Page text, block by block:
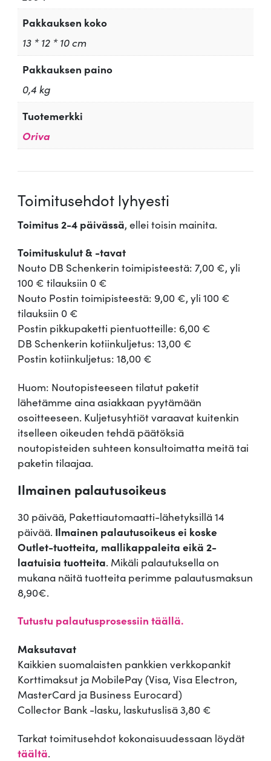
Pakkauksen koko
13 * 12 * 10 cm
Pakkauksen paino
0,4 kg
Tuotemerkki
Oriva
Toimitusehdot lyhyesti
Toimitus 2-4 päivässä, ellei toisin mainita.
Toimituskulut & -tavat
Nouto DB Schenkerin toimipisteestä: 7,00 €, yli
100 € tilauksiin 0 €
Nouto Postin toimipisteestä: 9,00 €, yli 100 €
tilauksiin 0 €
Postin pikkupaketti pientuotteille: 6,00 €
DB Schenkerin kotiinkuljetus: 13,00 €
Postin kotiinkuljetus: 18,00 €
Huom: Noutopisteeseen tilatut paketit
lähetämme aina asiakkaan pyytämään
osoitteeseen. Kuljetusyhtiöt varaavat kuitenkin
itselleen oikeuden tehdä päätöksiä
noutopisteiden suhteen konsultoimatta meitä tai
paketin tilaajaa.
Ilmainen palautusoikeus
30 päivää, Pakettiautomaatti-lähetyksillä 14
päivää. Ilmainen palautusoikeus ei koske
Outlet-tuotteita, mallikappaleita eikä 2-
laatuisia tuotteita. Mikäli palautuksella on
mukana näitä tuotteita perimme palautusmaksun
8,90€.
Tutustu palautusprosessiin täällä.
Maksutavat
Kaikkien suomalaisten pankkien verkkopankit
Korttimaksut ja MobilePay (Visa, Visa Electron,
MasterCard ja Business Eurocard)
Collector Bank -lasku, laskutuslisä 3,80 €
Tarkat toimitusehdot kokonaisuudessaan löydät
täältä.